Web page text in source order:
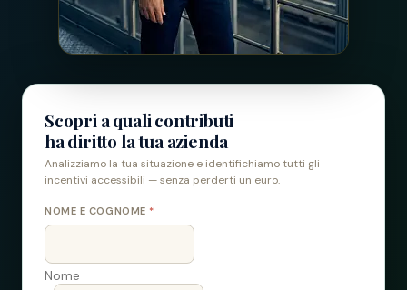
Scopri a quali contributi
ha diritto la tua azienda
Analizziamo la tua situazione e identifichiamo tutti gli
incentivi accessibili — senza perderti un euro.
NOME E COGNOME *
Nome